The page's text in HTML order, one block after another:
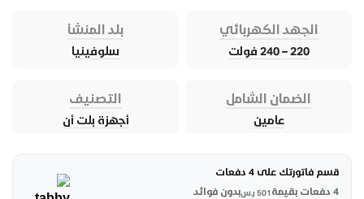
الجهد الكهربائي
220 – 240 فولت
بلد المنشأ
سلوفينيا
الضمان الشامل
عامين
التصنيف
أجهزة بلت أن
قسم فاتورتك على 4 دفعات
4 دفعات بقيمة
501 ر.سبدون فوائد